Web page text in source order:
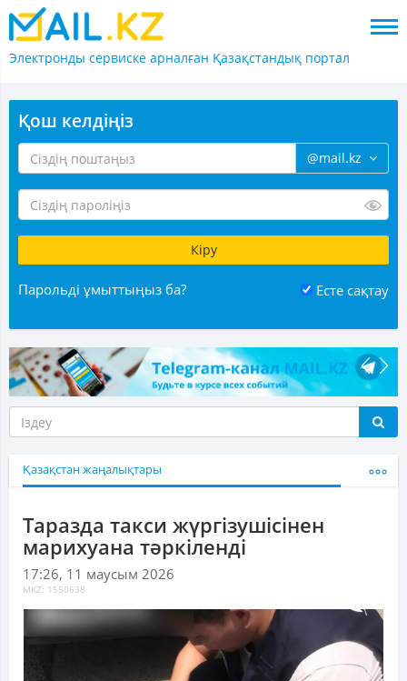
Электронды сервиске арналған Қазақстандық портал
Қош келдіңіз
@mail.kz
Парольді ұмыттыңыз ба? Есте сақтау
Қазақстан жаңалықтары
Таразда такси жүргізушісінен
марихуана тәркіленді
17:26, 11 маусым 2026
MKZ: 1550638